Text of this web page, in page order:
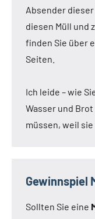
Absender
diesen Müll und
finden Sie über
Seiten.
Ich leide – wie
Wasser und
müssen, weil
Gewinnspiel
Sollten Sie eine